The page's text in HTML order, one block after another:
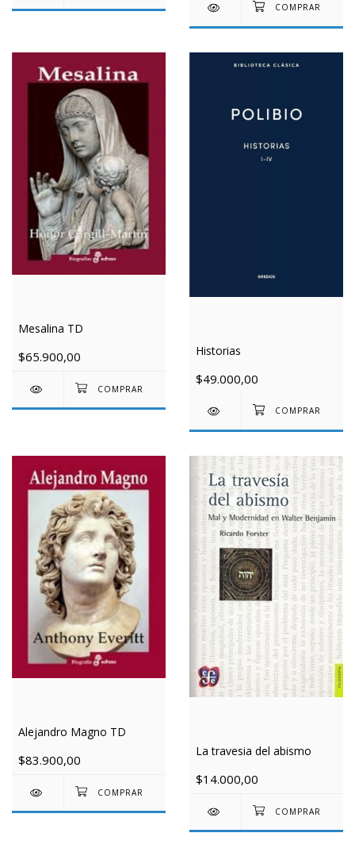
Mesalina TD
$65.900,00 Historias
$49.000,00
Alejandro Magno TD
$83.900,00
La travesia del abismo
$14.000,00